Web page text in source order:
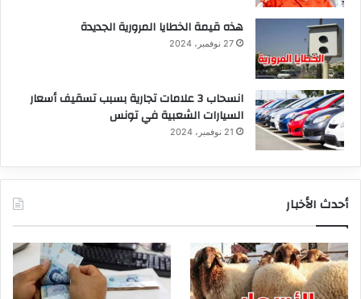
هذه قيمة الخطايا المرورية الجديدة
27 نوفمبر، 2024
انسحاب 3 علامات تجارية بسبب تسقيف أسعار
السيارات الشعبية في تونس
21 نوفمبر، 2024
أحدث الأخبار